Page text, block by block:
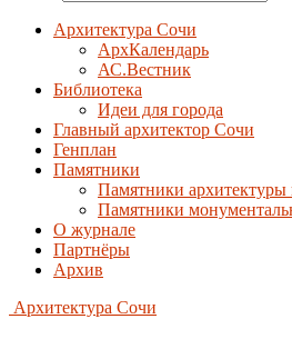
Архитектура Сочи
АрхКалендарь
АС.Вестник
Библиотека
Идеи для города
Главный архитектор Сочи
Генплан
Памятники
Памятники архитектуры
Памятники
О журнале
Партнёры
Архив
Архитектура Сочи